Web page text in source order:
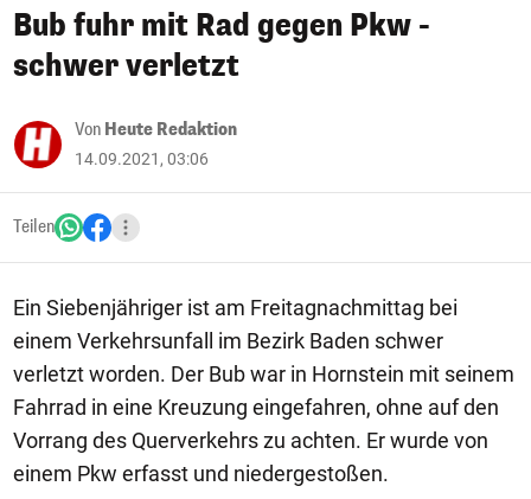
Bub fuhr mit Rad gegen Pkw -
schwer verletzt
Von Heute Redaktion
14.09.2021, 03:06
Teilen
Ein Siebenjähriger ist am Freitagnachmittag bei
einem Verkehrsunfall im Bezirk Baden schwer
verletzt worden. Der Bub war in Hornstein mit seinem
Fahrrad in eine Kreuzung eingefahren, ohne auf den
Vorrang des Querverkehrs zu achten. Er wurde von
einem Pkw erfasst und niedergestoßen.